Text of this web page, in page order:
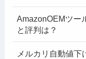
AmazonOEMツー
と評判は？
メルカリ自動値